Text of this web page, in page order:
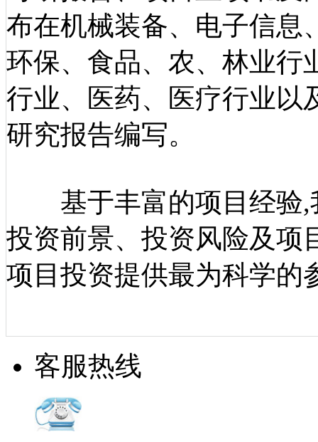
布在机械装备、电子信息
环保、食品、农、林业行
行业、医药、医疗行业以
研究报告编写。
基于丰富的项目经验,
投资前景、投资风险及项
项目投资提供最为科学的
客服热线